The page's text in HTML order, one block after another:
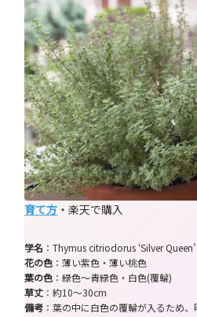
育て方 ・楽天で購入
学名 ：Thymus citriodorus ‘Silver Queen’
花の色 ：薄い紫色・薄い桃色
葉の色 ：緑色～青緑色・白色(覆輪)
草丈 ：約10～30cm
備考 ：葉の中に白色の覆輪が入るため